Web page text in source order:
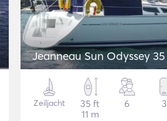
Jeanneau Sun Odyssey 35
Zeiljacht
35 ft
11 m
6 3